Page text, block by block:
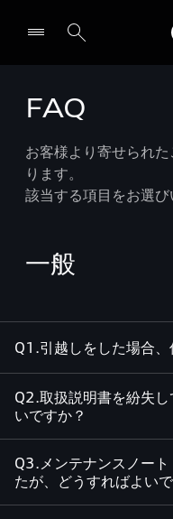
FAQ
お客様より寄せられ
ります。
該当する項目をお選び
一般
Q1.引越しをした場合
Q2.取扱説明書を紛失
いですか？
Q3.メンテナンスノー
たが、どうすればよい